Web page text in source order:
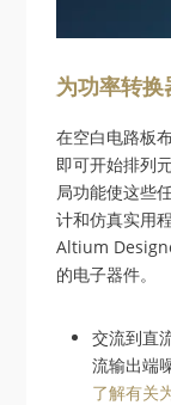
为功率转换
在空白电路板
即可开始排列
局功能使这些
计和仿真实用
Altium
的电子器件。
交流到直
流输出端
了解有关